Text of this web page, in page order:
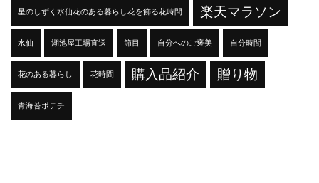
星のしずく水仙花のある暮らし花を飾る花時間 楽天マラソン
水仙 湖池屋工場直送 節目 自分へのご褒美 自分時間
花のある暮らし 花時間 購入品紹介 贈り物
青海苔ポテチ